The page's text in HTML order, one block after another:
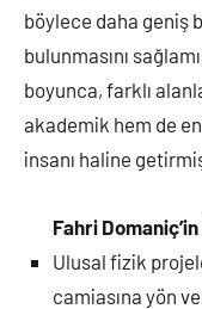
böylece daha geniş
bulunmasını
boyunca, farklı
akademik hem de
insanı haline
Fahri Domaniç’in
Ulusal fizik
camiasına yön